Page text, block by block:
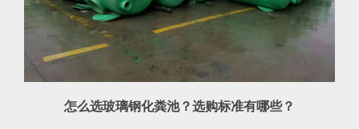
怎么选玻璃钢化粪池？选购标准有哪些？